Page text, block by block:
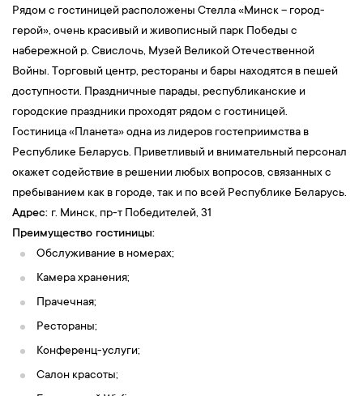
Рядом с гостиницей расположены Стелла «Минск – город-
герой», очень красивый и живописный парк Победы с
набережной р. Свислочь, Музей Великой Отечественной
Войны. Торговый центр, рестораны и бары находятся в пешей
доступности. Праздничные парады, республиканские и
городские праздники проходят рядом с гостиницей.
Гостиница «Планета» одна из лидеров гостеприимства в
Республике Беларусь. Приветливый и внимательный персонал
окажет содействие в решении любых вопросов, связанных с
пребыванием как в городе, так и по всей Республике Беларусь.
Адрес: г. Минск, пр-т Победителей, 31
Преимущество гостиницы:
Обслуживание в номерах;
Камера хранения;
Прачечная;
Рестораны;
Конференц-услуги;
Салон красоты;